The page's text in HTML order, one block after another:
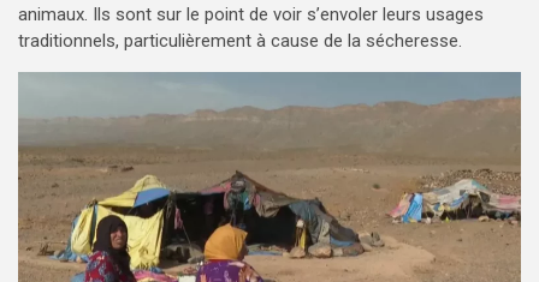
animaux. Ils sont sur le point de voir s’envoler leurs usages
traditionnels, particulièrement à cause de la sécheresse.